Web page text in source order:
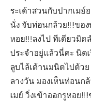
ระเด้าสวนกับปากเมย์
นั่ง จับท่อนกล้วย!!!ขอ
หอย!!!ลงไป ทีเดียวมิด
ประจำอยู่แล้วนี่คะ นิด
ลูบไล้เต้านมนิดไปด้ว
ลางวัน มองเห็นท่อน
เมย์ วิ่งเข้าออกรูหอย